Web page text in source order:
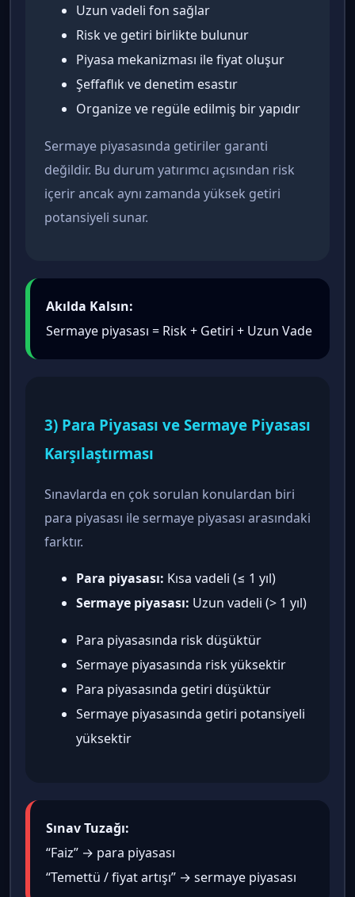
Uzun vadeli fon sağlar
Risk ve getiri birlikte bulunur
Piyasa mekanizması ile fiyat oluşur
Şeffaflık ve denetim esastır
Organize ve regüle edilmiş bir yapıdır
Sermaye piyasasında getiriler garanti
değildir. Bu durum yatırımcı açısından risk
içerir ancak aynı zamanda yüksek getiri
potansiyeli sunar.
Akılda Kalsın:
Sermaye piyasası = Risk + Getiri + Uzun Vade
3) Para Piyasası ve Sermaye Piyasası
Karşılaştırması
Sınavlarda en çok sorulan konulardan biri
para piyasası ile sermaye piyasası arasındaki
farktır.
Para piyasası: Kısa vadeli (≤ 1 yıl)
Sermaye piyasası: Uzun vadeli (> 1 yıl)
Para piyasasında risk düşüktür
Sermaye piyasasında risk yüksektir
Para piyasasında getiri düşüktür
Sermaye piyasasında getiri potansiyeli
yüksektir
Sınav Tuzağı:
“Faiz” → para piyasası
“Temettü / fiyat artışı” → sermaye piyasası